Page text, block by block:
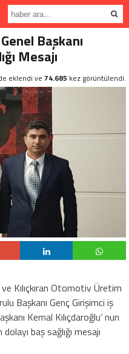
Başkanı
Mesajı
eklendi ve 74.685 kez görüntülendi.
Kılıçkıran Otomotiv Üretim
Başkanı Genç Girişimci iş
Kemal Kılıçdaroğlu’ nun
baş sağlığı mesajı